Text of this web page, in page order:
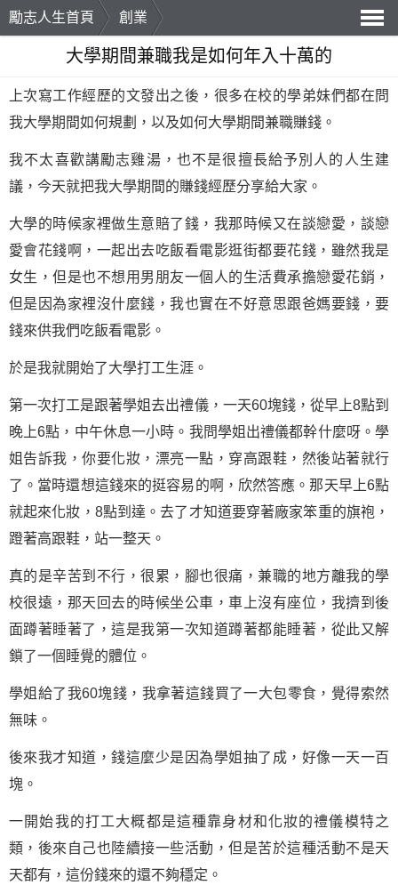
勵志人生首頁
創業
導
航
大學期間兼職我是如何年入十萬的
上次寫工作經歷的文發出之後，很多在校的學弟妹們都在問
我大學期間如何規劃，以及如何大學期間兼職賺錢。
我不太喜歡講勵志雞湯，也不是很擅長給予別人的人生建
議，今天就把我大學期間的賺錢經歷分享給大家。
大學的時候家裡做生意賠了錢，我那時候又在談戀愛，談戀
愛會花錢啊，一起出去吃飯看電影逛街都要花錢，雖然我是
女生，但是也不想用男朋友一個人的生活費承擔戀愛花銷，
但是因為家裡沒什麼錢，我也實在不好意思跟爸媽要錢，要
錢來供我們吃飯看電影。
於是我就開始了大學打工生涯。
第一次打工是跟著學姐去出禮儀，一天60塊錢，從早上8點到
晚上6點，中午休息一小時。我問學姐出禮儀都幹什麼呀。學
姐告訴我，你要化妝，漂亮一點，穿高跟鞋，然後站著就行
了。當時還想這錢來的挺容易的啊，欣然答應。那天早上6點
就起來化妝，8點到達。去了才知道要穿著廠家笨重的旗袍，
蹬著高跟鞋，站一整天。
真的是辛苦到不行，很累，腳也很痛，兼職的地方離我的學
校很遠，那天回去的時候坐公車，車上沒有座位，我擠到後
面蹲著睡著了，這是我第一次知道蹲著都能睡著，從此又解
鎖了一個睡覺的體位。
學姐給了我60塊錢，我拿著這錢買了一大包零食，覺得索然
無味。
後來我才知道，錢這麼少是因為學姐抽了成，好像一天一百
塊。
一開始我的打工大概都是這種靠身材和化妝的禮儀模特之
類，後來自己也陸續接一些活動，但是苦於這種活動不是天
天都有，這份錢來的還不夠穩定。